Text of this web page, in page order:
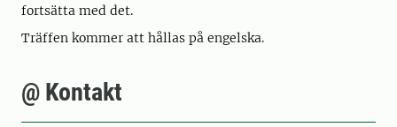
fortsätta med det.
Träffen kommer att hållas på engelska.
@ Kontakt